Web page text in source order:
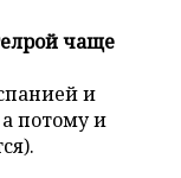
чаще
и
потому и